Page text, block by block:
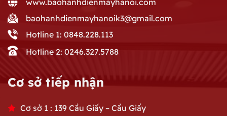
baohanhdienmayhanoik3@gmail.com
Hotline 1: 0848.228.113
Hotline 2: 0246.327.5788
Cơ sở tiếp nhận
Cơ sở 1 : 139 Cầu Giấy – Cầu Giấy